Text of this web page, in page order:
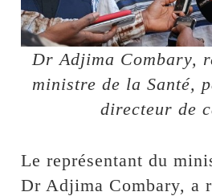
Dr Adjima Combary,
ministre de la Santé,
directeur de
Le représentant du
Dr Adjima Combary, a